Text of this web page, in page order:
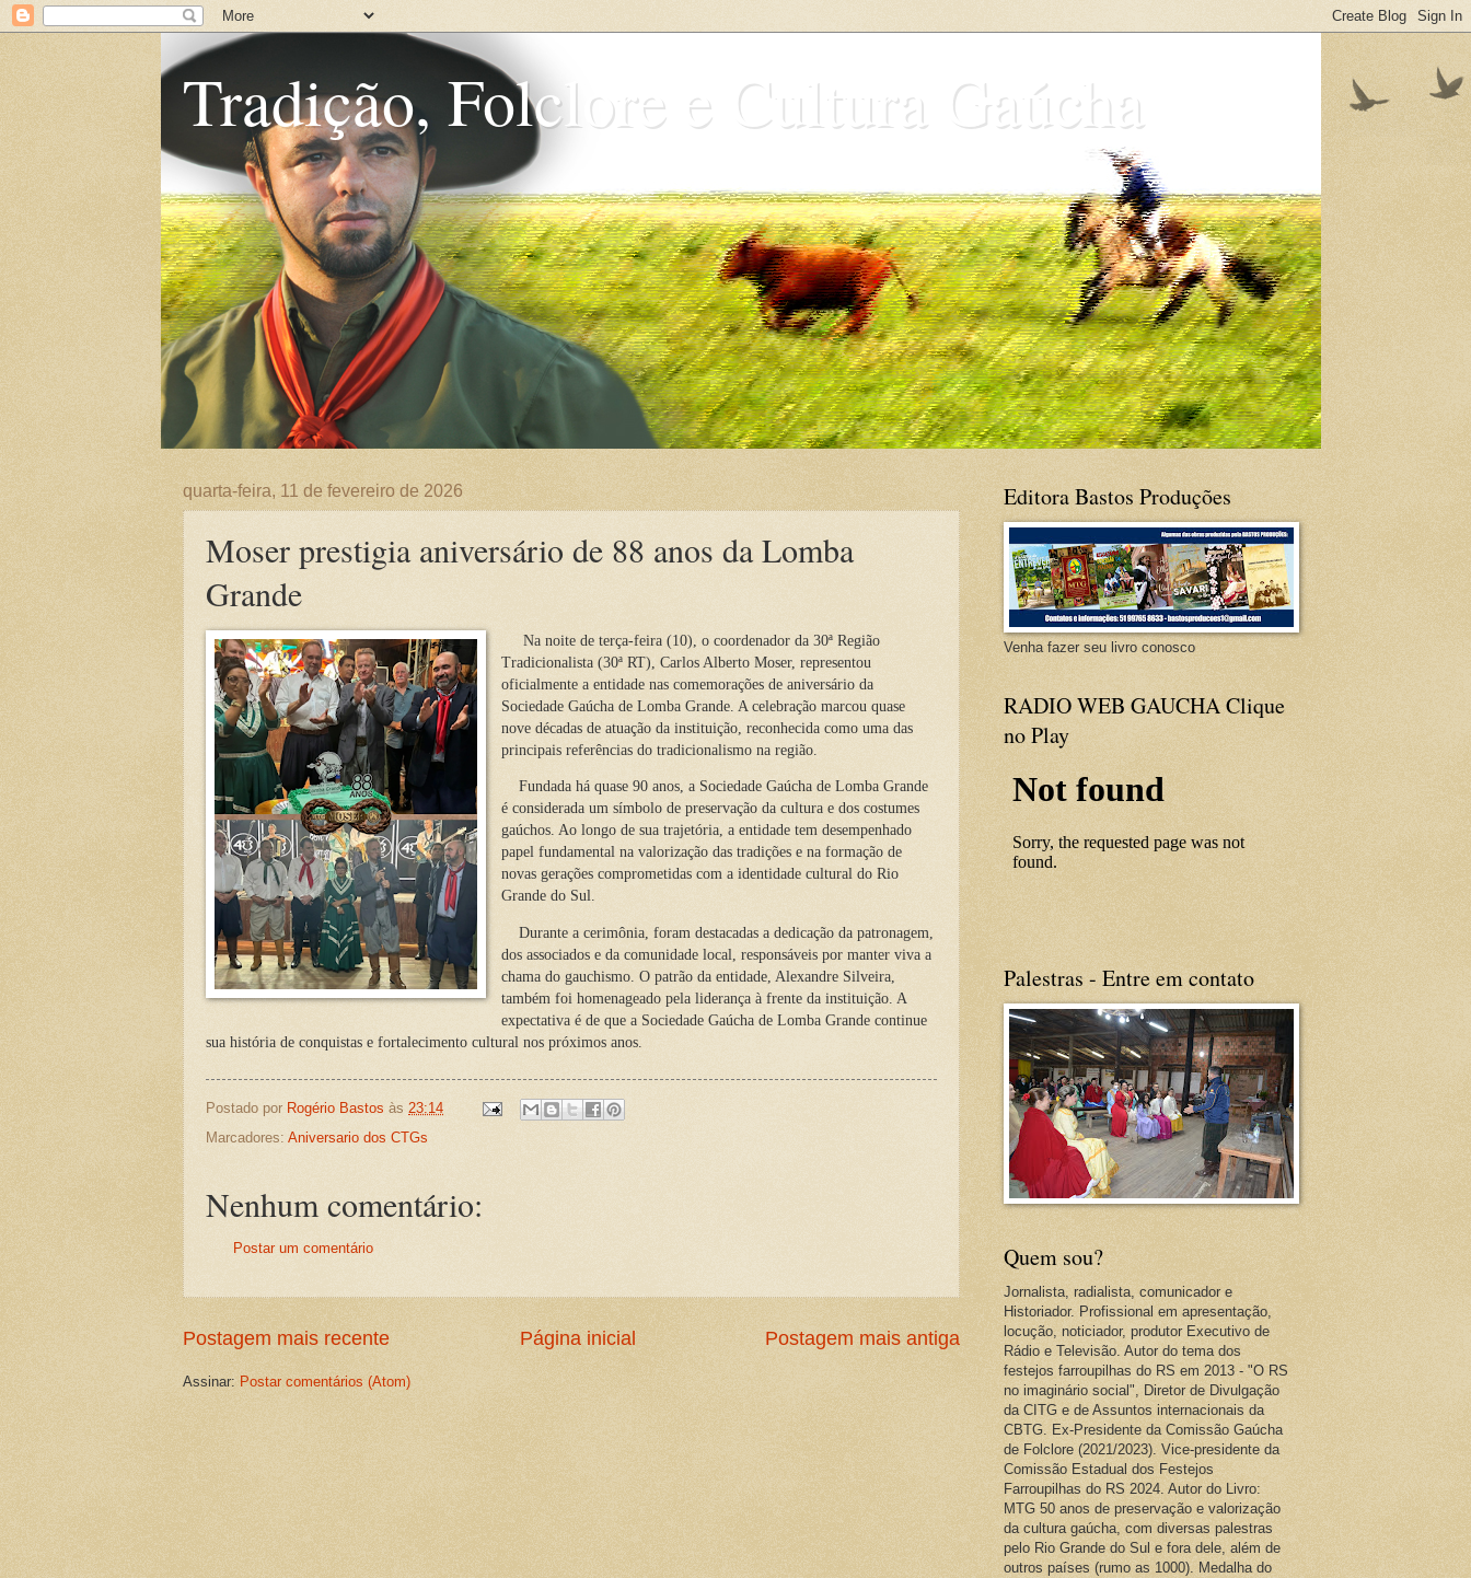
Tradição, Folclore e Cultura Gaúcha
quarta-feira, 11 de fevereiro de 2026
Moser prestigia aniversário de 88 anos da Lomba
Grande
Na noite de terça-feira (10), o coordenador da 30ª Região
Tradicionalista (30ª RT), Carlos Alberto Moser, representou
oficialmente a entidade nas comemorações de aniversário da
Sociedade Gaúcha de Lomba Grande. A celebração marcou quase
nove décadas de atuação da instituição, reconhecida como uma das
principais referências do tradicionalismo na região.
Fundada há quase 90 anos, a Sociedade Gaúcha de Lomba Grande
é considerada um símbolo de preservação da cultura e dos costumes
gaúchos. Ao longo de sua trajetória, a entidade tem desempenhado
papel fundamental na valorização das tradições e na formação de
novas gerações comprometidas com a identidade cultural do Rio
Grande do Sul.
Durante a cerimônia, foram destacadas a dedicação da patronagem,
dos associados e da comunidade local, responsáveis por manter viva a
chama do gauchismo. O patrão da entidade, Alexandre Silveira,
também foi homenageado pela liderança à frente da instituição. A
expectativa é de que a Sociedade Gaúcha de Lomba Grande continue
sua história de conquistas e fortalecimento cultural nos próximos anos.
Postado por Rogério Bastos às 23:14
Marcadores: Aniversario dos CTGs
Nenhum comentário:
Postar um comentário
Postagem mais recente Postagem mais antiga
Página inicial
Assinar: Postar comentários (Atom)
Editora Bastos Produções
Venha fazer seu livro conosco
RADIO WEB GAUCHA Clique
no Play
Palestras - Entre em contato
Quem sou?
Jornalista, radialista, comunicador e
Historiador. Profissional em apresentação,
locução, noticiador, produtor Executivo de
Rádio e Televisão. Autor do tema dos
festejos farroupilhas do RS em 2013 - "O RS
no imaginário social", Diretor de Divulgação
da CITG e de Assuntos internacionais da
CBTG. Ex-Presidente da Comissão Gaúcha
de Folclore (2021/2023). Vice-presidente da
Comissão Estadual dos Festejos
Farroupilhas do RS 2024. Autor do Livro:
MTG 50 anos de preservação e valorização
da cultura gaúcha, com diversas palestras
pelo Rio Grande do Sul e fora dele, além de
outros países (rumo as 1000). Medalha do